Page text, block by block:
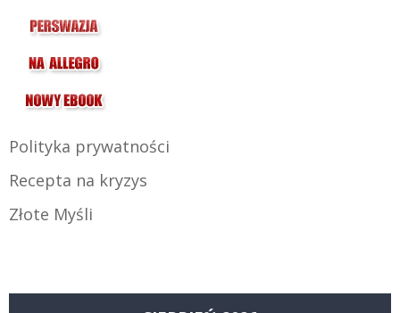
Polityka prywatności
Recepta na kryzys
Złote Myśli